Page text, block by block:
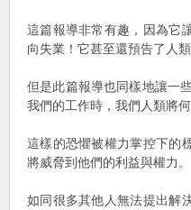
這篇報導非常有趣，因為它
向失業！它甚至還預告了人
但是此篇報導也同樣地讓一
我們的工作時，我們人類將
這樣的恐懼被權力掌控下的
將威脅到他們的利益與權力。
如同很多其他人無法提出解